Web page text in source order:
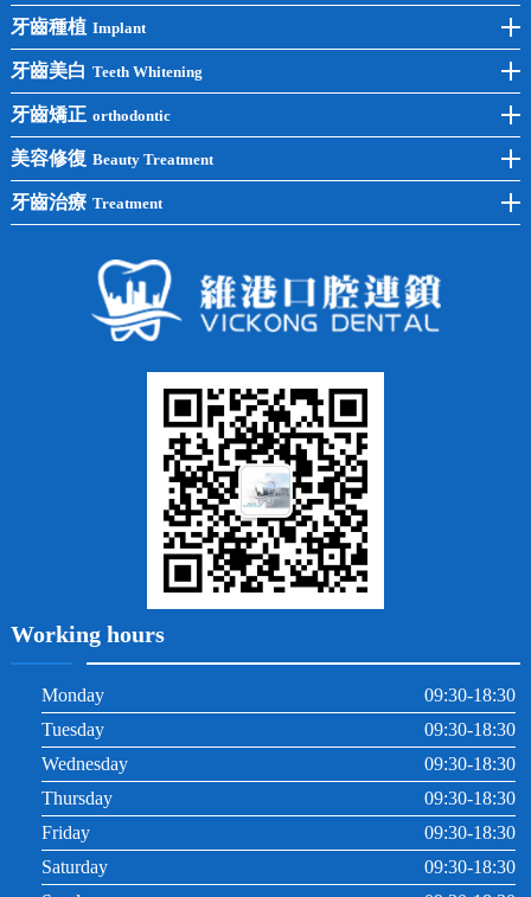
牙齒種植 Implant
前牙種植
後牙種植
單顆種植
半口種植
全口種植
牙齒美白 Teeth Whitening
冷光美白
洗牙
黃黑牙
常見問題
牙齒矯正 orthodontic
牙齒矯正
兒童矯正
牙列不齊
美容修復 Beauty Treatment
全瓷牙
牙齒治療 Treatment
牙齦出血
Working hours
Monday
09:30-18:30
Tuesday
09:30-18:30
Wednesday
09:30-18:30
Thursday
09:30-18:30
Friday
09:30-18:30
Saturday
09:30-18:30